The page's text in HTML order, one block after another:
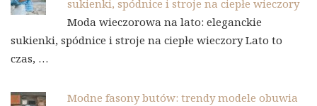
sukienki, spódnice i stroje na ciepłe wieczory
Moda wieczorowa na lato: eleganckie
sukienki, spódnice i stroje na ciepłe wieczory Lato to
czas, …
Modne fasony butów: trendy modele obuwia